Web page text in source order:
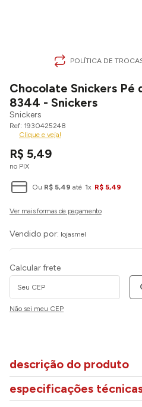
POLÍTICA DE
Chocolate Snickers Pé
8344 - Snickers
Snickers
1930425248
Clique e veja!
R$ 5,49
no PIX
Ou R$ 5,49 até 1x R$ 5,49
Vendido por: lojasmel
Calcular frete
Não sei meu CEP
descrição do produto
especificações